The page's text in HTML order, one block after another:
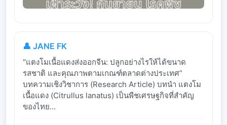
👤 JANE FK
“แตงโมเนื้อแดงส่งออกจีน: ปลูกอย่างไรให้ได้ขนาด
รสชาติ และคุณภาพตามเกณฑ์ตลาดต่างประเทศ”
บทความเชิงวิชาการ (Research Article) บทนำ แตงโม
เนื้อแดง (Citrullus lanatus) เป็นพืชเศรษฐกิจที่สำคัญ
ของไทย...